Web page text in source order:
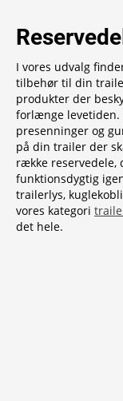
I vores udvalg
tilbehør til din
produkter der
forlænge levetiden.
presenninger og
på din trailer der
række
funktionsdygtig
trailerlys,
vores kategori
det hele.